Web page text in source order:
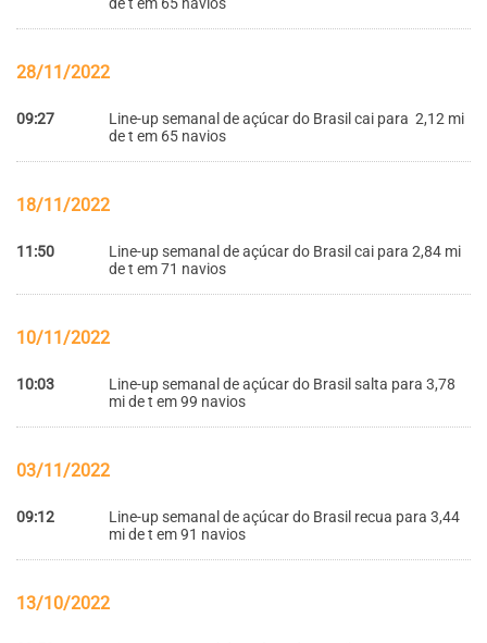
28/11/2022
09:27
Line-up semanal de açúcar do Brasil cai para 2,12 mi
de t em 65 navios
18/11/2022
11:50
Line-up semanal de açúcar do Brasil cai para 2,84 mi
de t em 71 navios
10/11/2022
10:03
Line-up semanal de açúcar do Brasil salta para 3,78
mi de t em 99 navios
03/11/2022
09:12
Line-up semanal de açúcar do Brasil recua para 3,44
mi de t em 91 navios
13/10/2022